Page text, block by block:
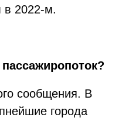
в 2022-м.
пассажиропоток?
сообщения. В
города